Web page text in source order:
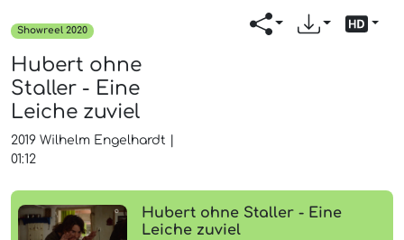
Showreel 2020
Hubert ohne
Staller - Eine
Leiche zuviel
2019 Wilhelm Engelhardt
01:12
Hubert ohne Staller - Eine
Leiche zuviel